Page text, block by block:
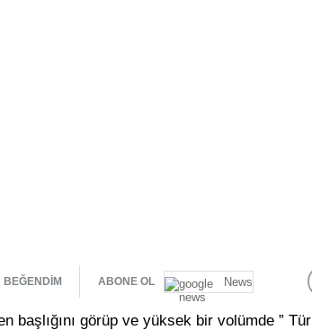
BEĞENDİM ABONE OL News
başlığını görüp ve yüksek bir volümde ”